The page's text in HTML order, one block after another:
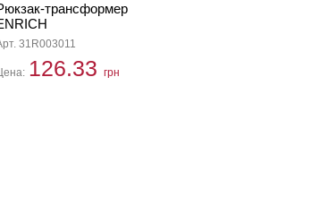
трансформер
31R003011
126.33 грн